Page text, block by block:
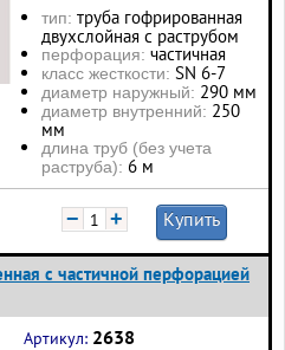
тип: труба гофрированная
двухслойная с раструбом
перфорация: частичная
класс жесткости: SN 6-7
диаметр наружный: 290 мм
диаметр внутренний: 250
мм
длина труб (без учета
раструба): 6 м
− + Купить
с частичной перфорацией
Артикул: 2638